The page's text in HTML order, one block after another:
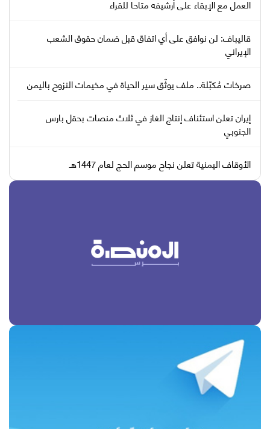
العمل مع الإبقاء على أرشيفه متاحا للقراء
قاليباف: لن نوافق على أي اتفاق قبل ضمان حقوق الشعب
الإيراني
صرخات مُكبّلة.. ملف يوثّق سير الحياة في مخيمات النزوح باليمن
إيران تعلن استئناف إنتاج الغاز في ثلاث منصات بحقل بارس
الجنوبي
الأوقاف اليمنية تعلن نجاح موسم الحج لعام 1447هـ